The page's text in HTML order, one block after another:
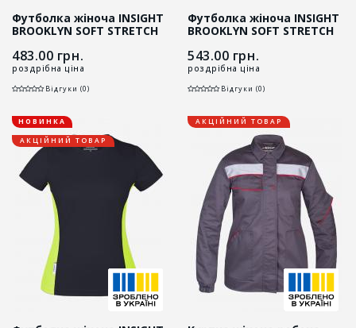
Футболка жіноча INSIGHT
BROOKLYN SOFT STRETCH
483.00 грн.
роздрібна ціна
Відгуки (0)
Футболка жіноча INSIGHT
BROOKLYN SOFT STRETCH
543.00 грн.
роздрібна ціна
Відгуки (0)
НОВИНКА
АКЦІЙНИЙ ТОВАР
АКЦІЙНИЙ ТОВАР